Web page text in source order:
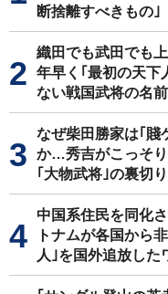
断捨離すべきもの｣
織田でも武田でも
年早く｢最初の天下
ない戦国武将の名
なぜ柴田勝家は｢賤
か…秀吉がこっそ
｢大物武将｣の裏切り
中国系住民を同化
トナムが各国から
人｣を国外追放した